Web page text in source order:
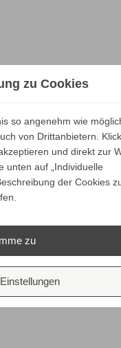
zu Cookies
so angenehm wie
von Drittanbietern.
und direkt zur
unten auf „Individuelle
der Cookies
zu